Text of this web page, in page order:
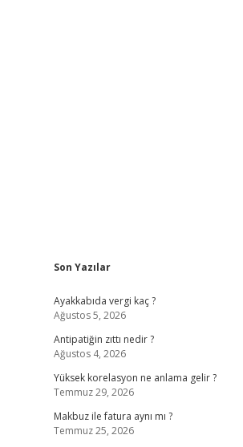
Sidebar
Son Yazılar
Ayakkabıda vergi kaç ?
Ağustos 5, 2026
Antipatiğin zıttı nedir ?
Ağustos 4, 2026
Yüksek korelasyon ne anlama gelir ?
Temmuz 29, 2026
Makbuz ile fatura aynı mı ?
Temmuz 25, 2026
hiltonbetilbet giriş yap